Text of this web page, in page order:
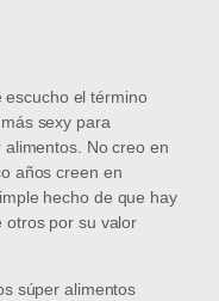
escucho el término
sexy para
alimentos. No creo en
años creen en
hecho de que hay
otros por su valor
súper alimentos